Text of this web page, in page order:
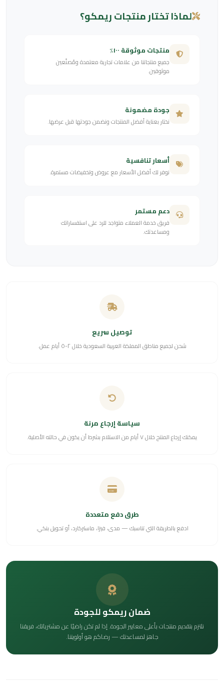
لماذا تختار منتجات ريمكو؟
منتجات موثوقة ١٠٠٪
جميع منتجاتنا من علامات تجارية معتمدة ومُصنّعين
موثوقين.
جودة مضمونة
نختار بعناية أفضل المنتجات ونضمن جودتها قبل عرضها.
أسعار تنافسية
نوفر لك أفضل الأسعار مع عروض وتخفيضات مستمرة.
دعم مستمر
فريق خدمة العملاء متواجد للرد على استفساراتك
ومساعدتك.
توصيل سريع
شحن لجميع مناطق المملكة العربية السعودية خلال ٢-٥ أيام عمل.
سياسة إرجاع مرنة
يمكنك إرجاع المنتج خلال ٧ أيام من الاستلام بشرط أن يكون في حالته الأصلية.
طرق دفع متعددة
ادفع بالطريقة التي تناسبك — مدى، فيزا، ماستركارد، أو تحويل بنكي.
ضمان ريمكو للجودة
نلتزم بتقديم منتجات بأعلى معايير الجودة. إذا لم تكن راضيًا عن مشترياتك، فريقنا
جاهز لمساعدتك — رضاكم هو أولويتنا.